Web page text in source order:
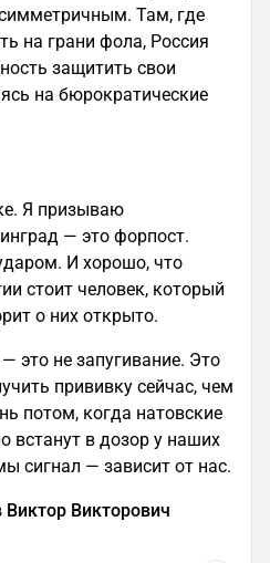
Там, где
на грани фола, Россия
защитить свои
на бюрократические
Я призываю
— это форпост.
И хорошо, что
стоит человек, который
о них открыто.
это не запугивание. Это
прививку сейчас, чем
потом, когда натовские
встанут в дозор у наших
сигнал — зависит от нас.
Виктор Викторович